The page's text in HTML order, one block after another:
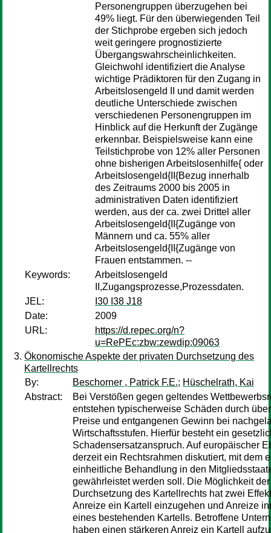
Personengruppen überzugehen bei
49% liegt. Für den überwiegenden Teil
der Stichprobe ergeben sich jedoch
weit geringere prognostizierte
Übergangswahrscheinlichkeiten.
Gleichwohl identifiziert die Analyse
wichtige Prädiktoren für den Zugang in
Arbeitslosengeld II und damit werden
deutliche Unterschiede zwischen
verschiedenen Personengruppen im
Hinblick auf die Herkunft der Zugänge
erkennbar. Beispielsweise kann eine
Teilstichprobe von 12% aller Personen
ohne bisherigen Arbeitslosenhilfe{ oder
Arbeitslosengeld{II{Bezug innerhalb
des Zeitraums 2000 bis 2005 in
administrativen Daten identifiziert
werden, aus der ca. zwei Drittel aller
Arbeitslosengeld{II{Zugänge von
Männern und ca. 55% aller
Arbeitslosengeld{II{Zugänge von
Frauen entstammen. --
Keywords:
Arbeitslosengeld
II,Zugangsprozesse,Prozessdaten.
JEL:
I30 I38 J18
Date:
2009
URL:
https://d.repec.org/n?
u=RePEc:zbw:zewdip:09063
Ökonomische Aspekte der privaten Durchsetzung des
Kartellrechts
By:
Beschorner , Patrick F.E.; Hüschelrath, Kai
Abstract:
Bei Verstößen gegen geltendes
entstehen typischerweise Schäden durch
Preise und entgangenen Gewinn bei
Wirtschaftsstufen. Hierfür besteht ein
Schadensersatzanspruch. Auf europäischer
derzeit ein Rechtsrahmen diskutiert, mit dem
einheitliche Behandlung in den
gewährleistet werden soll. Die Möglichkeit
Durchsetzung des Kartellrechts hat zwei
Anreize ein Kartell einzugehen und Anreize
eines bestehenden Kartells. Betroffene
haben einen stärkeren Anreiz ein Kartell